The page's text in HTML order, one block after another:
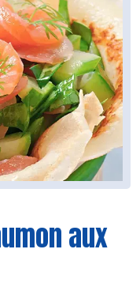
aux